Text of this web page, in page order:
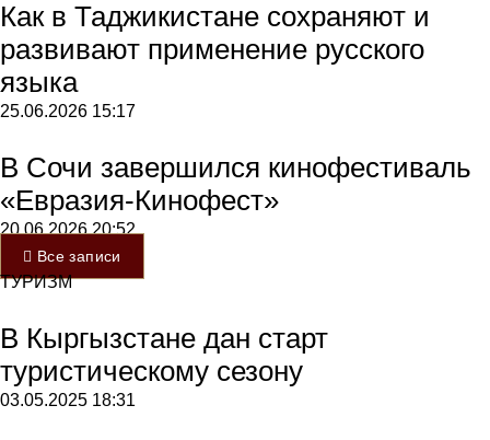
Как в Таджикистане сохраняют и
развивают применение русского
языка
25.06.2026 15:17
В Сочи завершился кинофестиваль
«Евразия-Кинофест»
20.06.202620:52
Все записи
ТУРИЗМ
В Кыргызстане дан старт
туристическому сезону
03.05.2025 18:31